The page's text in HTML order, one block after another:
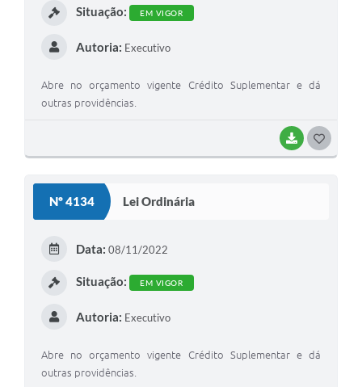
BAIXAR
Situação: EM VIGOR
Autoria: Executivo
Abre no orçamento vigente Crédito Suplementar e dá
outras providências.
Nº 4134 Lei Ordinária
Data: 08/11/2022
Situação: EM VIGOR
Autoria: Executivo
Abre no orçamento vigente Crédito Suplementar e dá
outras providências.